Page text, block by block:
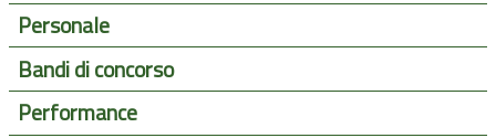
Personale
Bandi di concorso
Performance